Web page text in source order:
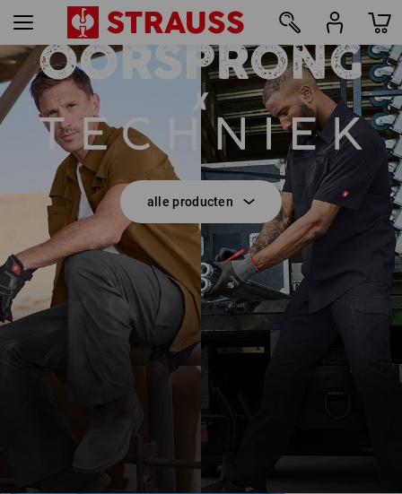
E.S.T:AKTIK
alle producten